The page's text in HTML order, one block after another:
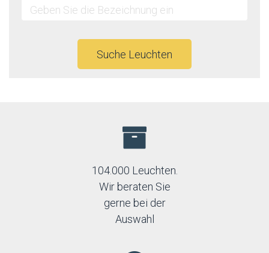
Suche Leuchten
104.000 Leuchten.
Wir beraten Sie
gerne bei der
Auswahl